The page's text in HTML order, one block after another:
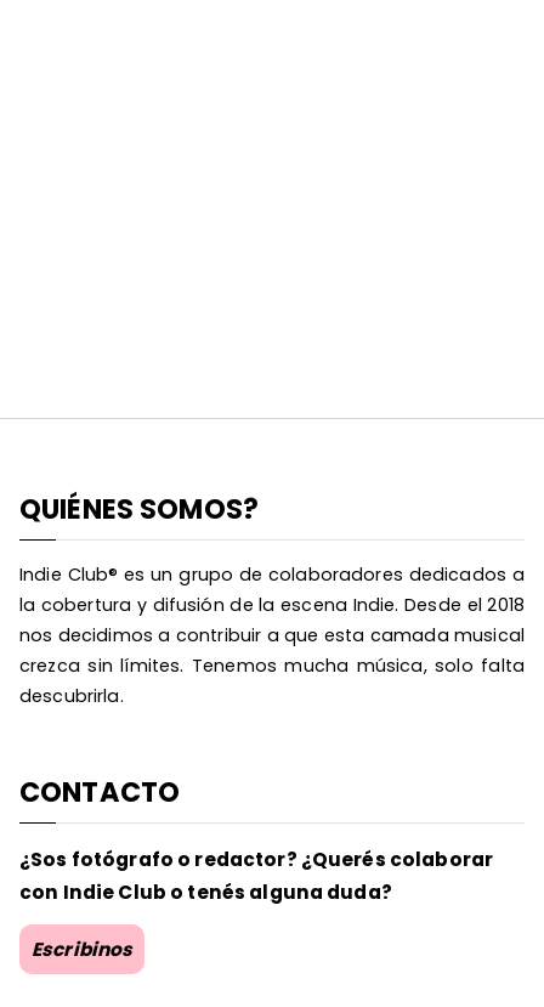
QUIÉNES SOMOS?
Indie Club® es un grupo de colaboradores dedicados a
la cobertura y difusión de la escena Indie. Desde el 2018
nos decidimos a contribuir a que esta camada musical
crezca sin límites. Tenemos mucha música, solo falta
descubrirla.
CONTACTO
¿Sos fotógrafo o redactor? ¿Querés colaborar
con Indie Club o tenés alguna duda?
Escribinos